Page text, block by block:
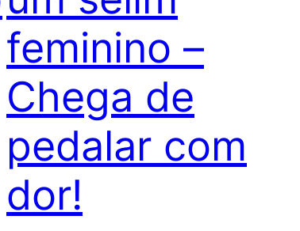
feminino –
Chega de
pedalar com
dor!